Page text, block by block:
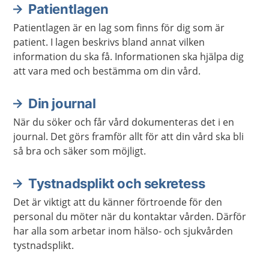
Patientlagen
Patientlagen är en lag som finns för dig som är
patient. I lagen beskrivs bland annat vilken
information du ska få. Informationen ska hjälpa dig
att vara med och bestämma om din vård.
Din journal
När du söker och får vård dokumenteras det i en
journal. Det görs framför allt för att din vård ska bli
så bra och säker som möjligt.
Tystnadsplikt och sekretess
Det är viktigt att du känner förtroende för den
personal du möter när du kontaktar vården. Därför
har alla som arbetar inom hälso- och sjukvården
tystnadsplikt.